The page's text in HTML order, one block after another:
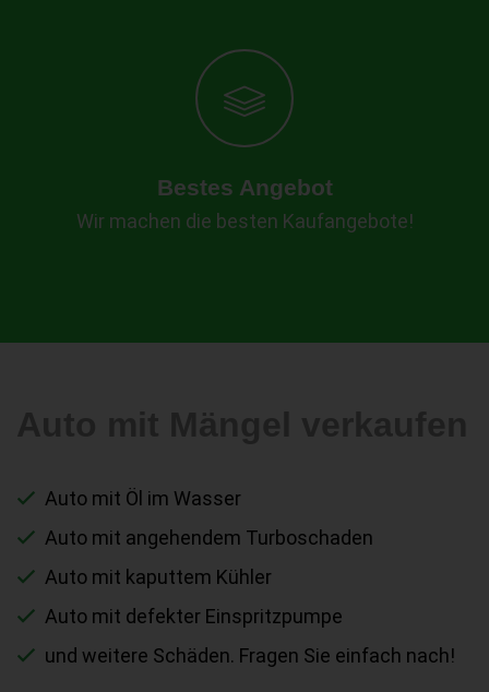
Bestes Angebot
Wir machen die besten Kaufangebote!
Auto mit Öl im Wasser
Auto mit angehendem Turboschaden
Auto mit kaputtem Kühler
Auto mit defekter Einspritzpumpe
und weitere Schäden. Fragen Sie einfach nach!